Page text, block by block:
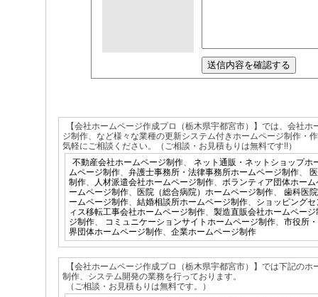
【会社ホームページ作成プロ（栃木県宇都宮市）】では、会社
ジ制作、など様々な業種の更新システム付きホームページ制作・
気軽にご相談ください。（ご相談・お見積もりは無料です!!）
不動産会社ホームページ制作、 ネット通販・ネットショップホ
ムページ制作、 弁護士事務所・法律事務所ホームページ制作、
制作、 人材派遣会社ホームページ制作、 ボランティア団体ホー
ームページ制作、 医院（総合病院）ホームページ制作、 歯科医
ームページ制作、 結婚相談所ホームページ制作、 ショッピング
ィス移転工事会社ホームページ制作、 製造直販会社ホームページ
ジ制作、 コミュニケーションサイトホームページ制作、 市役所
界団体ホームページ制作、 企業ホームページ制作
【会社ホームページ作成プロ（栃木県宇都宮市）】では下記の
制作、システム開発の業務を行っております。
（ご相談・お見積もりは無料です。）